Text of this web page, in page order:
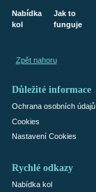
Nabídka
kol
Jak to
funguje
Zpět nahoru
Důležité informace
Ochrana osobních údajů
Cookies
Nastavení Cookies
Rychlé odkazy
Nabídka kol